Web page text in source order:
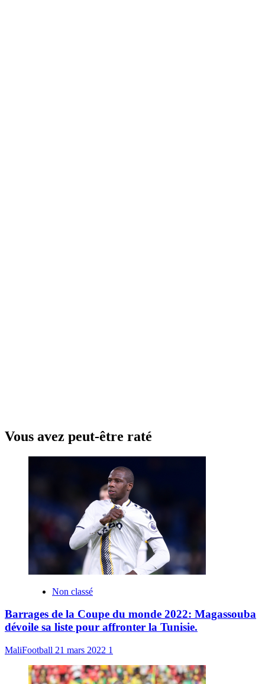
Vous avez peut-être raté
Non classé
Barrages de la Coupe du monde 2022: Magassouba
dévoile sa liste pour affronter la Tunisie.
MaliFootball 21 mars 2022 1